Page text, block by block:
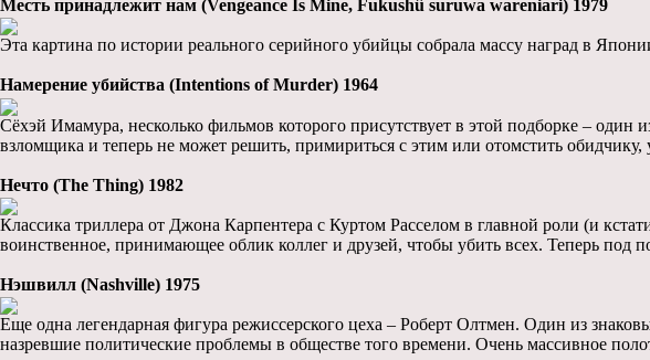
Месть принадлежит нам (Vengeance Is Mine, Fukushû suruwa wareniari) 1979
Эта картина по истории реального серийного убийцы собрала массу наград в
Намерение убийства (Intentions of Murder) 1964
Сёхэй Имамура, несколько фильмов которого присутствует в этой подборке –
взломщика и теперь не может решить, примириться с этим или отомстить обидчику,
Нечто (The Thing) 1982
Классика триллера от Джона Карпентера с Куртом Расселом в главной роли (и
воинственное, принимающее облик коллег и друзей, чтобы убить всех. Теперь под
Нэшвилл (Nashville) 1975
Еще одна легендарная фигура режиссерского цеха – Роберт Олтмен. Один из
назревшие политические проблемы в обществе того времени. Очень массивное